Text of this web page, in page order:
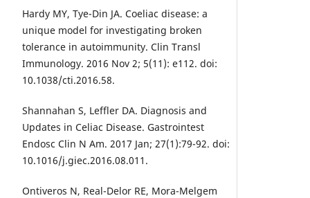
Hardy MY, Tye-Din JA. Coeliac disease: a
unique model for investigating broken
tolerance in autoimmunity. Clin Transl
Immunology. 2016 Nov 2; 5(11): e112. doi:
10.1038/cti.2016.58.
Shannahan S, Leffler DA. Diagnosis and
Updates in Celiac Disease. Gastrointest
Endosc Clin N Am. 2017 Jan; 27(1):79-92. doi:
10.1016/j.giec.2016.08.011.
Ontiveros N, Real-Delor RE, Mora-Melgem